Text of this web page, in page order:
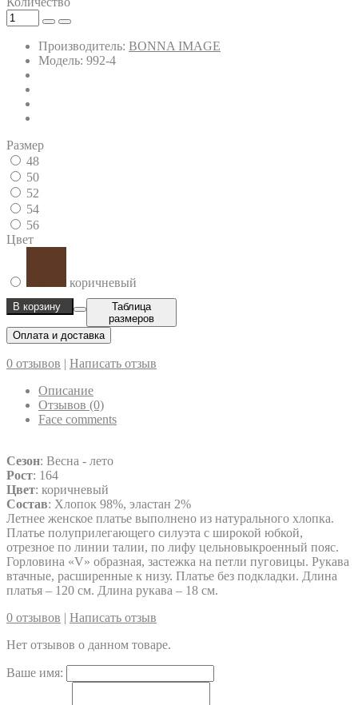
Производитель: BONNA IMAGE
Модель: 992-4
Размер
48
50
52
54
56
Цвет
коричневый
В корзину
Таблица
размеров
Оплата и доставка
0 отзывов | Написать отзыв
Описание
Отзывов (0)
Face comments
Сезон: Весна - лето
Рост: 164
Цвет: коричневый
Состав: Хлопок 98%, эластан 2%
Летнее женское платье выполнено из натурального хлопка.
Платье полуприлегающего силуэта с широкой юбкой,
отрезное по линии талии, по лифу цельновыкроенный пояс.
Горловина «V» образная, застежка на петли пуговицы. Рукава
втачные, расширенные к низу. Платье без подкладки. Длина
платья – 120 см. Длина рукава – 18 см.
0 отзывов | Написать отзыв
Нет отзывов о данном товаре.
Ваше имя: